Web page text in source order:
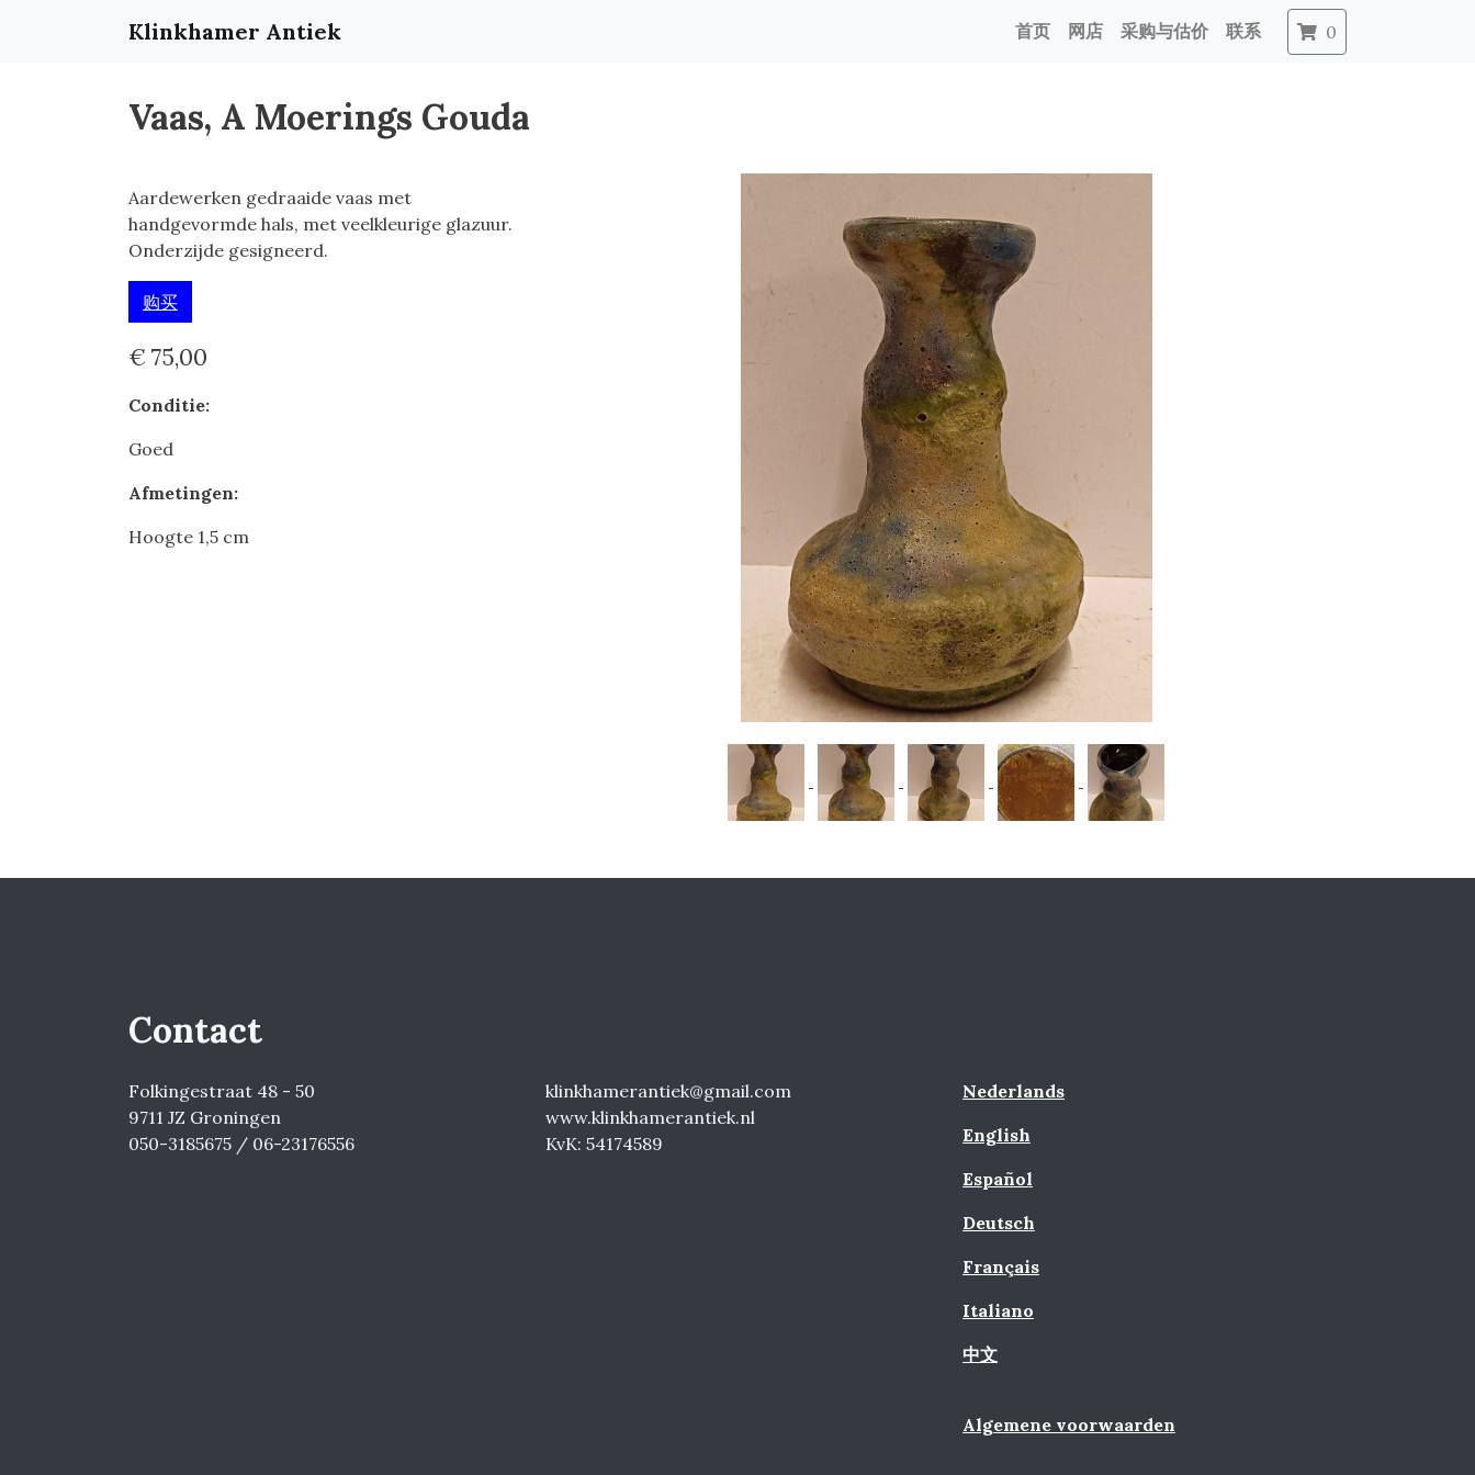
Klinkhamer Antiek 首页 网店 采购与估价 联系 0
Vaas, A Moerings Gouda
Aardewerken gedraaide vaas met
handgevormde hals, met veelkleurige glazuur.
Onderzijde gesigneerd.
购买
€ 75,00
Conditie:
Goed
Afmetingen:
Hoogte 1,5 cm
Contact
Folkingestraat 48 - 50
9711 JZ Groningen
050-3185675 / 06-23176556
klinkhamerantiek@gmail.com
www.klinkhamerantiek.nl
KvK: 54174589
Nederlands
English
Español
Deutsch
Français
Italiano
中文
Algemene voorwaarden